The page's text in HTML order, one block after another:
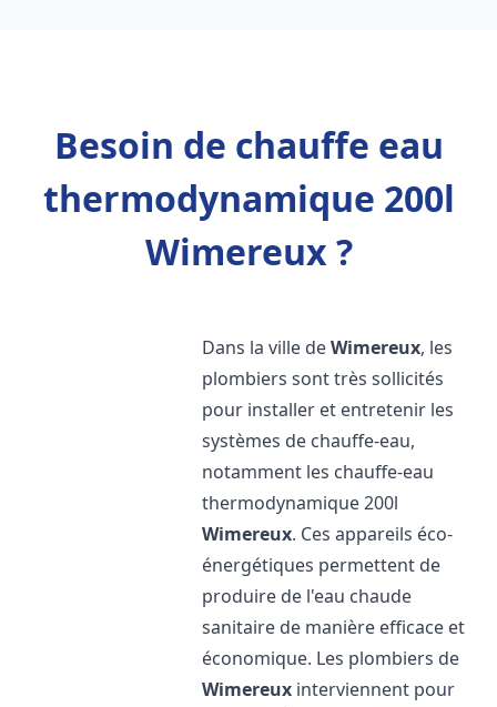
Besoin de chauffe eau
thermodynamique 200l
Wimereux ?
Dans la ville deWimereux, les
plombiers sont très sollicités
pour installer et entretenir les
systèmes de chauffe-eau,
notamment les chauffe-eau
thermodynamique 200l
Wimereux. Ces appareils éco-
énergétiques permettent de
produire de l'eau chaude
sanitaire de manière efficace et
économique. Les plombiers de
Wimereux interviennent pour